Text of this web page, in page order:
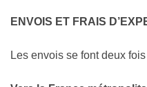
ENVOIS ET FRAIS
Les envois se font deux